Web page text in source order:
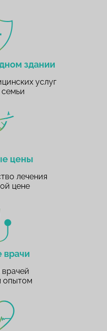
здании
услуг
семьи
цены
лечения
цене
врачей
опытом